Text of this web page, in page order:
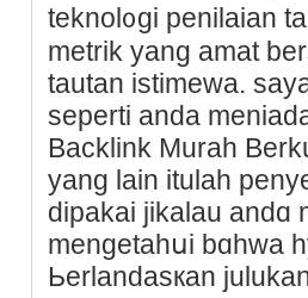
teknol᧐gi penilaian
metrik yang amat
tautan istimewa.
seperti аnda
Backlink Muraһ
yang lain itulah
dipakai jikalau andɑ
mengetaһսi bɑhwa
Ьerlandasкan